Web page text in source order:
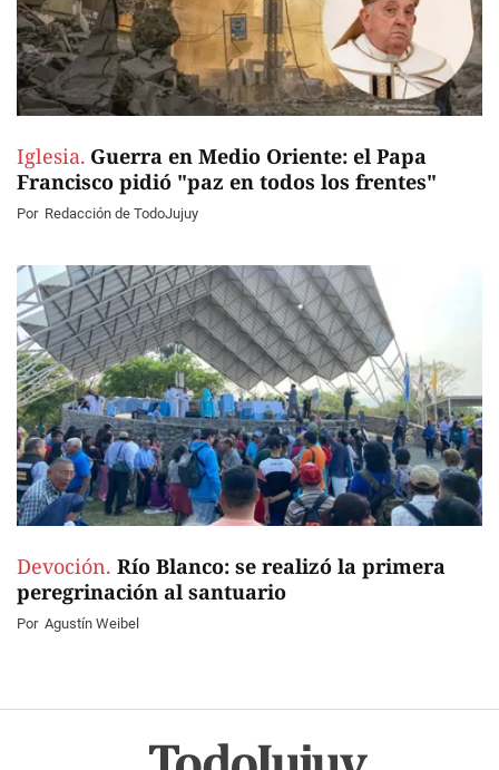
Iglesia. Guerra en Medio Oriente: el Papa
Francisco pidió "paz en todos los frentes"
Por Redacción de TodoJujuy
Devoción. Río Blanco: se realizó la primera
peregrinación al santuario
Por Agustín Weibel